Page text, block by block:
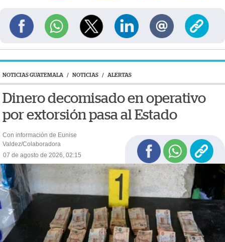
NOTICIAS GUATEMALA / NOTICIAS / ALERTAS
Dinero decomisado en operativo
por extorsión pasa al Estado
Con información de Eunise
Valdez/Colaboradora
07 de agosto de 2026, 02:15